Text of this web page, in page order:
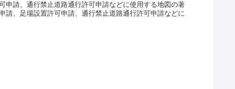
申請、通行禁止道路通行許可申請などに使用する地図の著
、足場設置許可申請、通行禁止道路通行許可申請などに